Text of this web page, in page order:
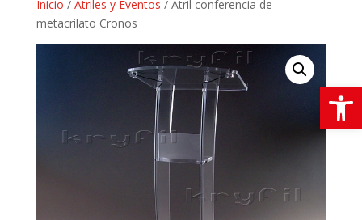
Inicio / Atriles y Eventos / Atril conferencia de
metacrilato Cronos